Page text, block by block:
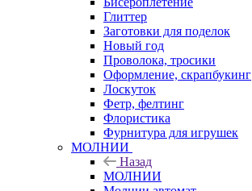
Глиттер
Заготовки для поделок
Новый год
Проволока, тросики
Оформление, скрапбукинг
Лоскуток
Фетр, фелтинг
Флористика
Фурнитура для игрушек
МОЛНИИ
Назад
МОЛНИИ